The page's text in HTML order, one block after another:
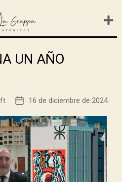
UN AÑO
16 de diciembre de 2024